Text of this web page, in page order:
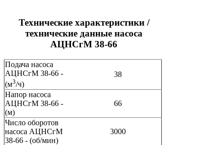
Технические характеристики /
технические данные насоса
АЦНСгМ 38-66
Подача насоса
АЦНСгМ 38-66 -
(м3/ч)
38
Напор насоса
АЦНСгМ 38-66 -
(м)
66
Число оборотов
насоса АЦНСгМ
38-66 - (об/мин)
3000